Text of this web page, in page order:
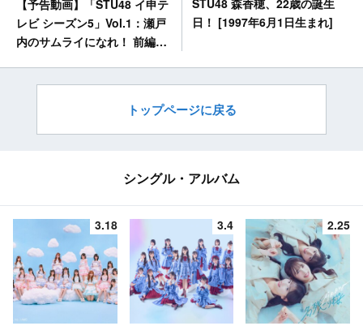
【予告動画】「STU48 イ申テ
レビ シーズン5」Vol.1：瀬戸
内のサムライになれ！ 前編
STU48 森香穂、22歳の誕生
日！ [1997年6月1日生まれ]
トップページに戻る
シングル・アルバム
3.18 3.4 2.25